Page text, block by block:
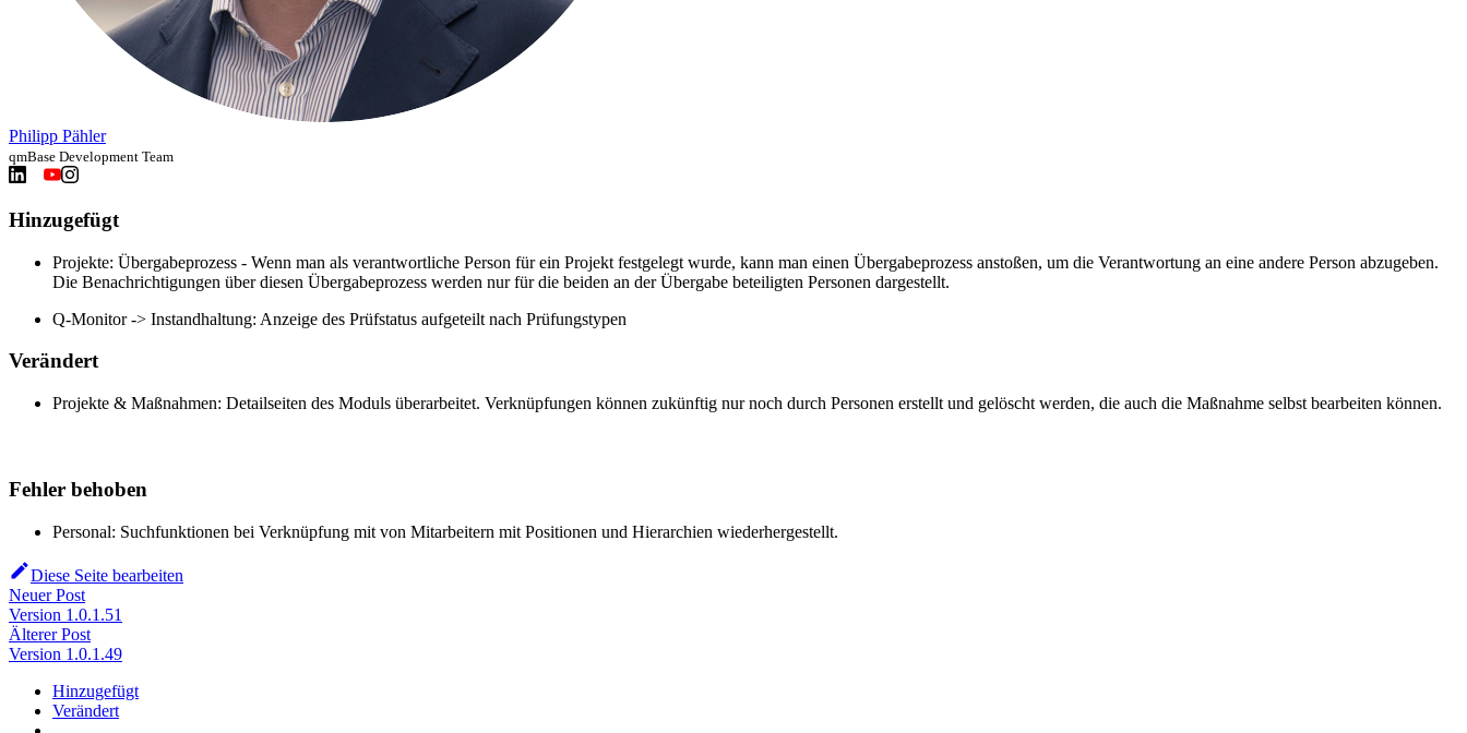
Philipp Pähler
qmBase Development Team
Hinzugefügt
Projekte: Übergabeprozess - Wenn man als verantwortliche Person für ein Projekt festgelegt wurde, kann man einen Übergabeprozess anstoßen, um die Verantwortung an eine andere Person abzugeben.
Die Benachrichtigungen über diesen Übergabeprozess werden nur für die beiden an der Übergabe beteiligten Personen dargestellt.
Q-Monitor -> Instandhaltung: Anzeige des Prüfstatus aufgeteilt nach Prüfungstypen
Verändert
Projekte & Maßnahmen: Detailseiten des Moduls überarbeitet. Verknüpfungen können zukünftig nur noch durch Personen erstellt und gelöscht werden, die auch die Maßnahme selbst bearbeiten können.
Fehler behoben
Personal: Suchfunktionen bei Verknüpfung mit von Mitarbeitern mit Positionen und Hierarchien wiederhergestellt.
Diese Seite bearbeiten
Neuer Post
Version 1.0.1.51
Älterer Post
Version 1.0.1.49
Hinzugefügt
Verändert